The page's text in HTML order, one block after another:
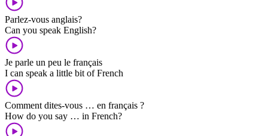
Parlez-vous anglais?
Can you speak English?
Je parle un peu le français
I can speak a little bit of French
Comment dites-vous … en français ?
How do you say … in French?